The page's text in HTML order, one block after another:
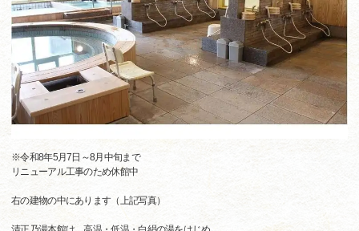
※令和8年5月7日～8月中旬まで
リニューアル工事のため休館中
右の建物の中にあります（上記写真）